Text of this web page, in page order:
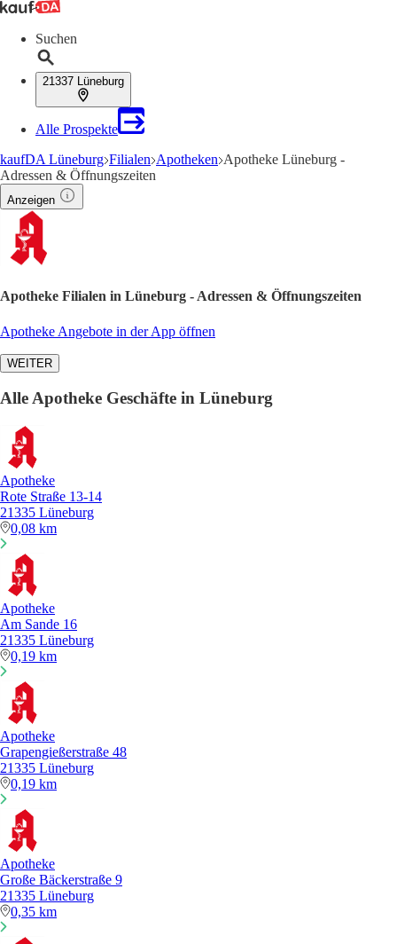
Suchen
21337 Lüneburg
Alle Prospekte
kaufDA Lüneburg Filialen Apotheken Apotheke Lüneburg -
Adressen & Öffnungszeiten
Anzeigen
Apotheke Filialen in Lüneburg - Adressen & Öffnungszeiten
Apotheke Angebote in der App öffnen
WEITER
Alle Apotheke Geschäfte in Lüneburg
Apotheke
Rote Straße 13-14
21335 Lüneburg
0,08 km
Apotheke
Am Sande 16
21335 Lüneburg
0,19 km
Apotheke
Grapengießerstraße 48
21335 Lüneburg
0,19 km
Apotheke
Große Bäckerstraße 9
21335 Lüneburg
0,35 km